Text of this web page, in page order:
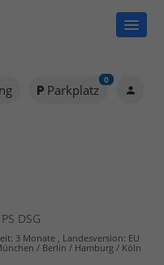
Parkplatz
0
DSG
3 Monate , Landesversion: EU
/ Berlin / Hamburg / Köln